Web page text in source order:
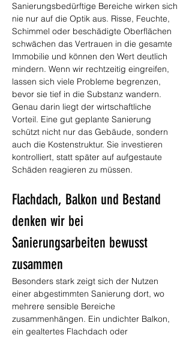
Sanierungsbedürftige Bereiche wirken sich
nie nur auf die Optik aus. Risse, Feuchte,
Schimmel oder beschädigte Oberflächen
schwächen das Vertrauen in die gesamte
Immobilie und können den Wert deutlich
mindern. Wenn wir rechtzeitig eingreifen,
lassen sich viele Probleme begrenzen,
bevor sie tief in die Substanz wandern.
Genau darin liegt der wirtschaftliche
Vorteil. Eine gut geplante Sanierung
schützt nicht nur das Gebäude, sondern
auch die Kostenstruktur. Sie investieren
kontrolliert, statt später auf aufgestaute
Schäden reagieren zu müssen.
Flachdach, Balkon und Bestand
denken wir bei
Sanierungsarbeiten bewusst
zusammen
Besonders stark zeigt sich der Nutzen
einer abgestimmten Sanierung dort, wo
mehrere sensible Bereiche
zusammenhängen. Ein undichter Balkon,
ein gealtertes Flachdach oder